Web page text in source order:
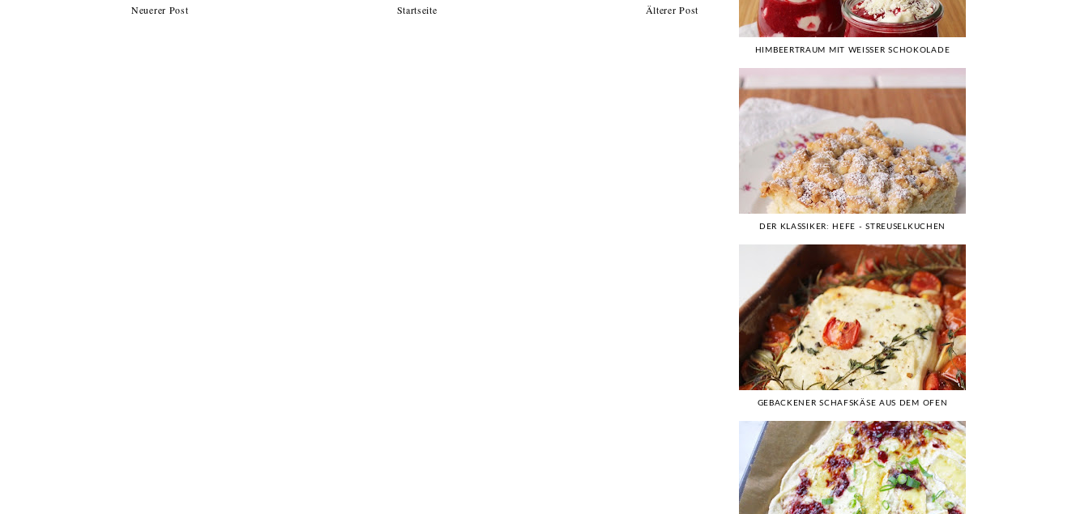
Neuerer Post Älterer Post
Startseite
HIMBEERTRAUM MIT WEISSER SCHOKOLADE
DER KLASSIKER: HEFE - STREUSELKUCHEN
GEBACKENER SCHAFSKÄSE AUS DEM OFEN